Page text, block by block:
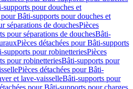
supports pour douches et
pour Bâti-supports pour douches et
séparations de douchesPièces
pour séparations de douchesBâti-
Pièces détachées pour Bâti-supports
supports pour robinetteriesPièces
pour robinetteriesBâti-supports pour
Pièces détachées pour Bâti-
et lave-vaisselleBâti-supports pour
pour Bâti-supports pour charges